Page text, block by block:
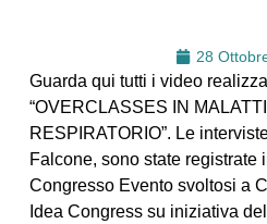
28
Guarda qui tutti i video
“OVERCLASSES IN
RESPIRATORIO”. Le
Falcone, sono state registrate
Congresso Evento svoltosi a
Idea Congress su iniziativa